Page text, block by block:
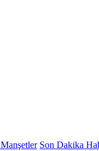
Son Dakika